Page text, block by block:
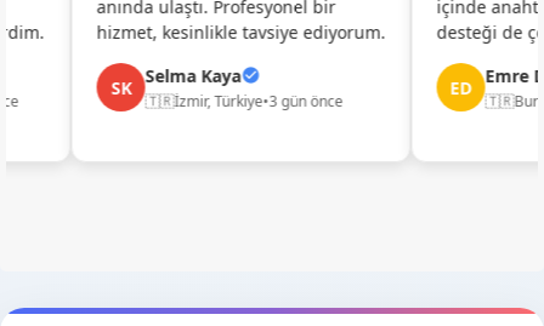
anında ulaştı. Profesyonel bir
hizmet, kesinlikle tavsiye ediyorum.
SK
Selma Kaya
🇹🇷İzmir, Türkiye•3 gün önce
içinde
desteği de çok
ED
Emre
🇹🇷Bursa,